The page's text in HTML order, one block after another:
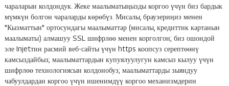
чараларын колдондук. Жеке маалыматыңызды коргоо үчүн биз бардык
мүмкүн болгон чараларды көрөбүз. Мисалы, браузериңиз менен
"Кызматтын" ортосундагы маалыматтар (мисалы, кредиттик картанын
маалыматы) алмашуу SSL шифрлөө менен корголгон; биз ошондой
эле Injetтин расмий веб-сайты үчүн https коопсуз серептөөнү
камсыздайбыз; маалыматтардын купуялуулугун камсыз кылуу үчүн
шифрлөө технологиясын колдонобуз; маалыматтарды зыяндуу
чабуулдардан коргоо үчүн ишенимдүү коргоо механизмдерин